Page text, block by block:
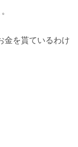
金を貰ているわけ